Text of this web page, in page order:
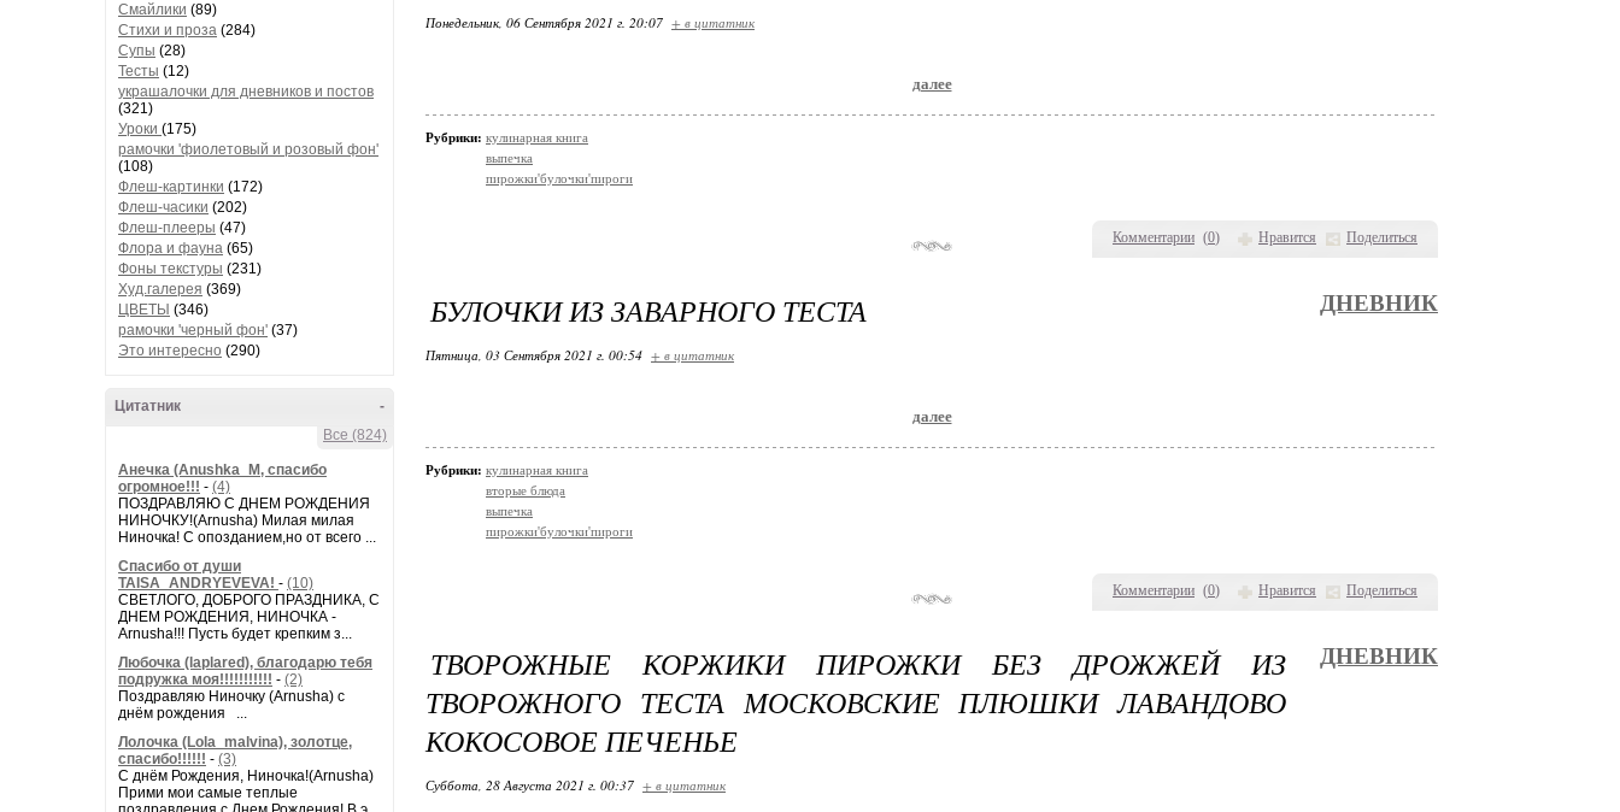
Смайлики (89)
Стихи и проза (284)
Супы (28)
Тесты (12)
украшалочки для дневников и постов
(321)
Уроки (175)
рамочки 'фиолетовый и розовый фон'
(108)
Флеш-картинки (172)
Флеш-часики (202)
Флеш-плееры (47)
Флора и фауна (65)
Фоны текстуры (231)
Худ.галерея (369)
ЦВЕТЫ (346)
рамочки 'черный фон' (37)
Это интересно (290)
-
Цитатник
Все (824)
Анечка (Anushka_M, спасибо
огромное!!! - (4)
ПОЗДРАВЛЯЮ С ДНЕМ РОЖДЕНИЯ
НИНОЧКУ!(Arnusha) Милая милая
Ниночка! С опозданием,но от всего ...
Спасибо от души
TAISA_ANDRYEVEVA! - (10)
СВЕТЛОГО, ДОБРОГО ПРАЗДНИКА, С
ДНЕМ РОЖДЕНИЯ, НИНОЧКА -
Arnusha!!! Пусть будет крепким з...
Любочка (laplared), благодарю тебя
подружка моя!!!!!!!!!!! - (2)
Поздравляю Ниночку (Arnusha) с
днём рождения ...
Лолочка (Lola_malvina), золотце,
спасибо!!!!!! - (3)
С днём Рождения, Ниночка!(Аrnusha)
Прими мои самые теплые
Комментарии (0) Нравится Поделиться
Понедельник, 06 Сентября 2021 г. 20:07 + в цитатник
далее
Рубрики: кулинарная книга
выпечка
пирожки'булочки'пироги
Комментарии (0) Нравится Поделиться
БУЛОЧКИ ИЗ ЗАВАРНОГО ТЕСТА ДНЕВНИК
Пятница, 03 Сентября 2021 г. 00:54 + в цитатник
далее
Рубрики: кулинарная книга
вторые блюда
выпечка
пирожки'булочки'пироги
ТВОРОЖНЫЕ КОРЖИКИ ПИРОЖКИ БЕЗ ДРОЖЖЕЙ ИЗ
ТВОРОЖНОГО ТЕСТА МОСКОВСКИЕ ПЛЮШКИ ЛАВАНДОВО
КОКОСОВОЕ ПЕЧЕНЬЕ
ДНЕВНИК
Суббота, 28 Августа 2021 г. 00:37 + в цитатник